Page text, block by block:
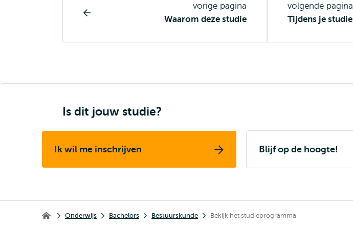
pagina
vorige pagina
Waarom deze studie
volgende pagina
Tijdens je studie
Is dit jouw studie?
Ik wil me inschrijven Blijf op de hoogte!
Erasmus School of Social and Behavioural Sciences
Onderwijs Bachelors Bestuurskunde Bekijk het studieprogramma